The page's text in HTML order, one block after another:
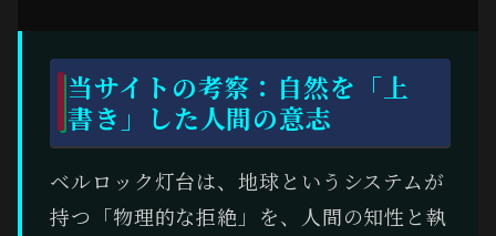
当サイトの考察：自然を「上
書き」した人間の意志
ベルロック灯台は、地球というシステムが
持つ「物理的な拒絶」を、人間の知性と執